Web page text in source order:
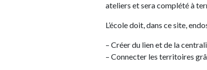
ateliers et sera complété à
L’école doit, dans ce site,
– Créer du lien et de la
– Connecter les territoires